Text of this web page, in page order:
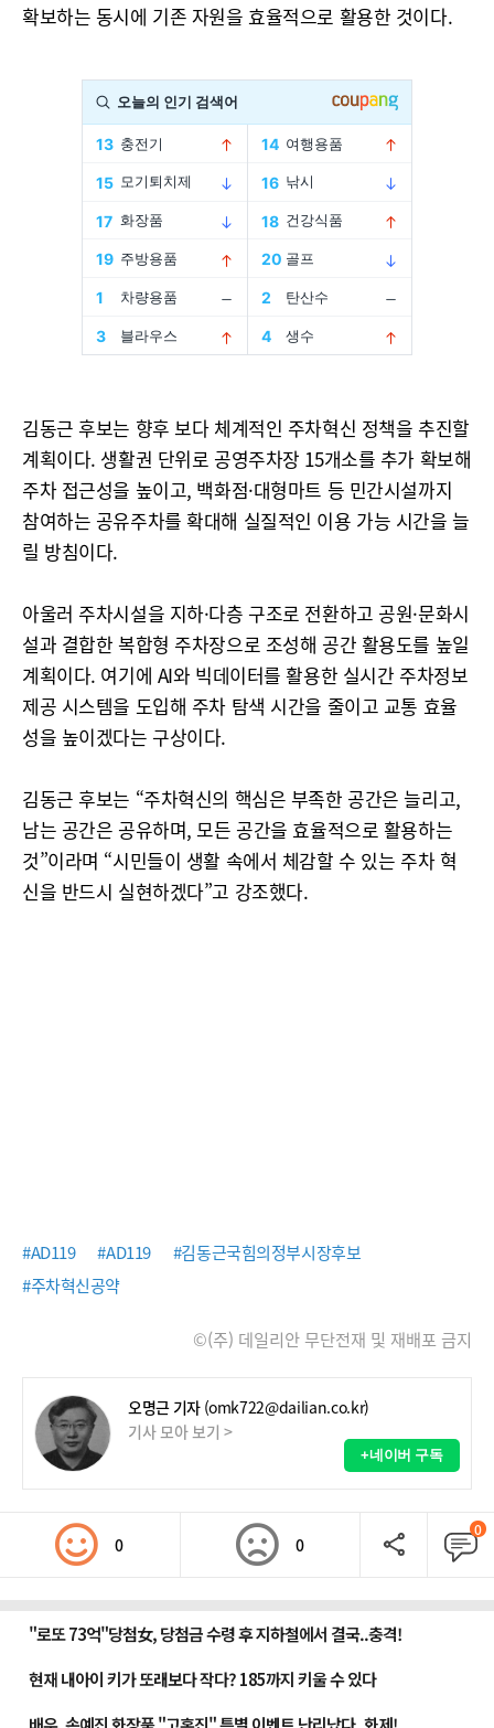
확보하는 동시에 기존 자원을 효율적으로 활용한 것이다.
김동근 후보는 향후 보다 체계적인 주차혁신 정책을 추진할
계획이다. 생활권 단위로 공영주차장 15개소를 추가 확보해
주차 접근성을 높이고, 백화점·대형마트 등 민간시설까지
참여하는 공유주차를 확대해 실질적인 이용 가능 시간을 늘
릴 방침이다.
아울러 주차시설을 지하·다층 구조로 전환하고 공원·문화시
설과 결합한 복합형 주차장으로 조성해 공간 활용도를 높일
계획이다. 여기에 AI와 빅데이터를 활용한 실시간 주차정보
제공 시스템을 도입해 주차 탐색 시간을 줄이고 교통 효율
성을 높이겠다는 구상이다.
김동근 후보는 “주차혁신의 핵심은 부족한 공간은 늘리고,
남는 공간은 공유하며, 모든 공간을 효율적으로 활용하는
것”이라며 “시민들이 생활 속에서 체감할 수 있는 주차 혁
신을 반드시 실현하겠다”고 강조했다.
#AD119 #AD119
#김동근국힘의정부시장후보
#주차혁신공약
©(주) 데일리안 무단전재 및 재배포 금지
오명근 기자 (omk722@dailian.co.kr)
기사 모아 보기 >
+네이버 구독
0 0
0